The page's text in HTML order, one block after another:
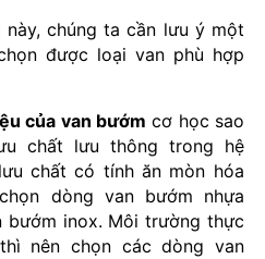
chúng ta cần lưu ý một
được loại van phù hợp
của van bướm cơ học sao
chất lưu thông trong hệ
chất có tính ăn mòn hóa
dòng van bướm nhựa
bướm inox. Môi trường thực
nên chọn các dòng van